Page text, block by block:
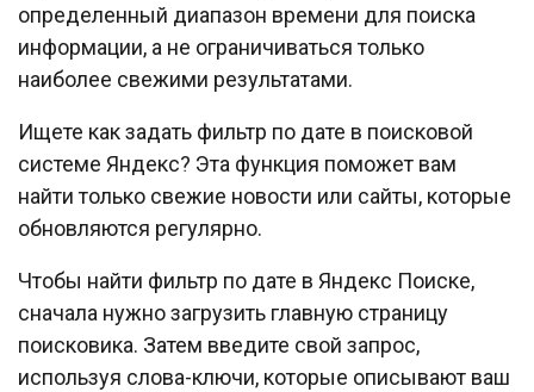
определенный диапазон времени для поиска
информации, а не ограничиваться только
наиболее свежими результатами.
Ищете как задать фильтр по дате в поисковой
системе Яндекс? Эта функция поможет вам
найти только свежие новости или сайты, которые
обновляются регулярно.
Чтобы найти фильтр по дате в Яндекс Поиске,
сначала нужно загрузить главную страницу
поисковика. Затем введите свой запрос,
используя слова-ключи, которые описывают ваш